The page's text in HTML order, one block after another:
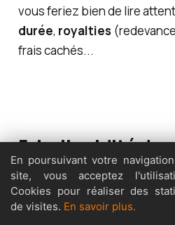
vous feriez bien de lire
durée, royalties
frais cachés...
5. La liquidité de
placement
Lesroyalties musicales
En poursuivant votre
site, vous acceptez
Cookies pour réaliser des
de visites. En savoir plus.